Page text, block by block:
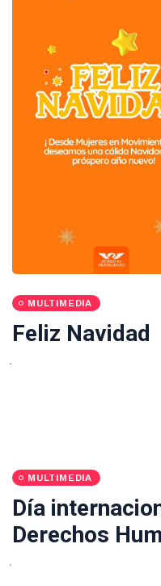
MULTIMEDIA
Feliz Navidad
MULTIMEDIA
Día
Derechos